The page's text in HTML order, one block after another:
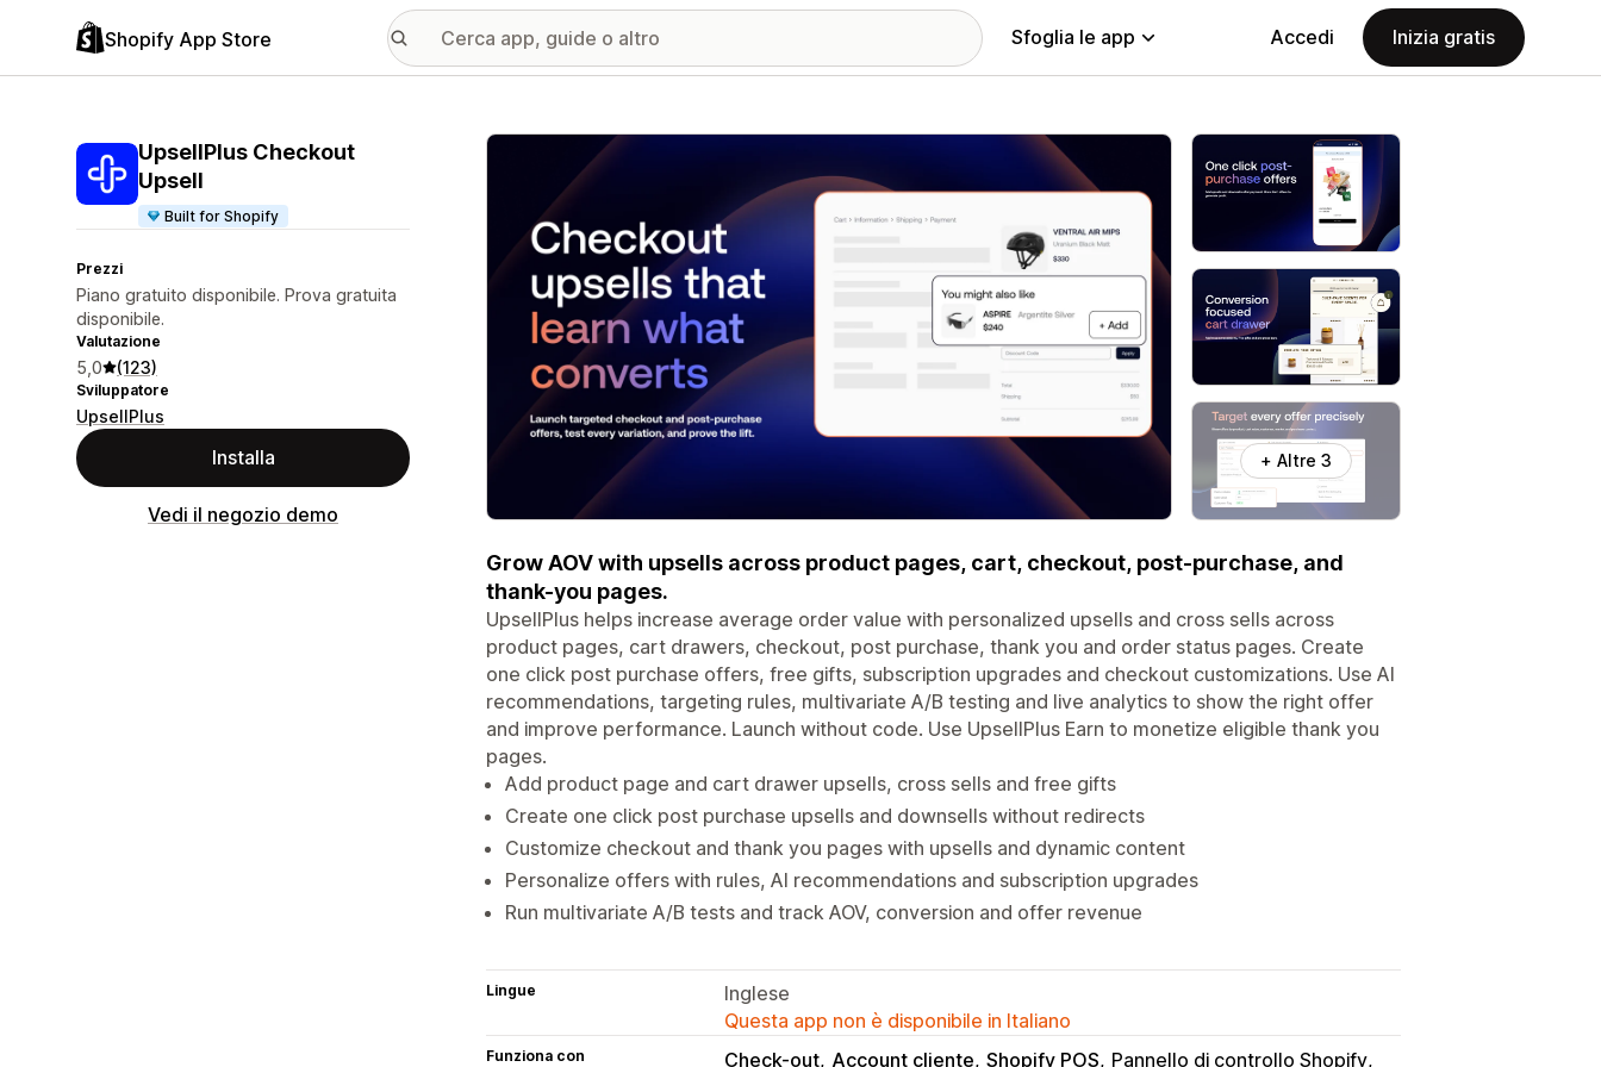
Shopify App Store Sfoglia le app Accedi Inizia gratis
UpsellPlus Checkout
Upsell
Built for Shopify
Prezzi
Piano gratuito disponibile. Prova gratuita
disponibile.
Valutazione
5,0 (123)
Sviluppatore
UpsellPlus
Installa
Vedi il negozio demo
Galleria immagini in evidenza
+ Altre 3
Grow AOV with upsells across product pages, cart, checkout, post-purchase, and
thank-you pages.
UpsellPlus helps increase average order value with personalized upsells and cross sells across
product pages, cart drawers, checkout, post purchase, thank you and order status pages. Create
one click post purchase offers, free gifts, subscription upgrades and checkout customizations. Use AI
recommendations, targeting rules, multivariate A/B testing and live analytics to show the right offer
and improve performance. Launch without code. Use UpsellPlus Earn to monetize eligible thank you
pages.
Add product page and cart drawer upsells, cross sells and free gifts
Create one click post purchase upsells and downsells without redirects
Customize checkout and thank you pages with upsells and dynamic content
Personalize offers with rules, AI recommendations and subscription upgrades
Run multivariate A/B tests and track AOV, conversion and offer revenue
Lingue
Inglese
Questa app non è disponibile in Italiano
Funziona con Check-out Account cliente Shopify POS Pannello di controllo Shopify